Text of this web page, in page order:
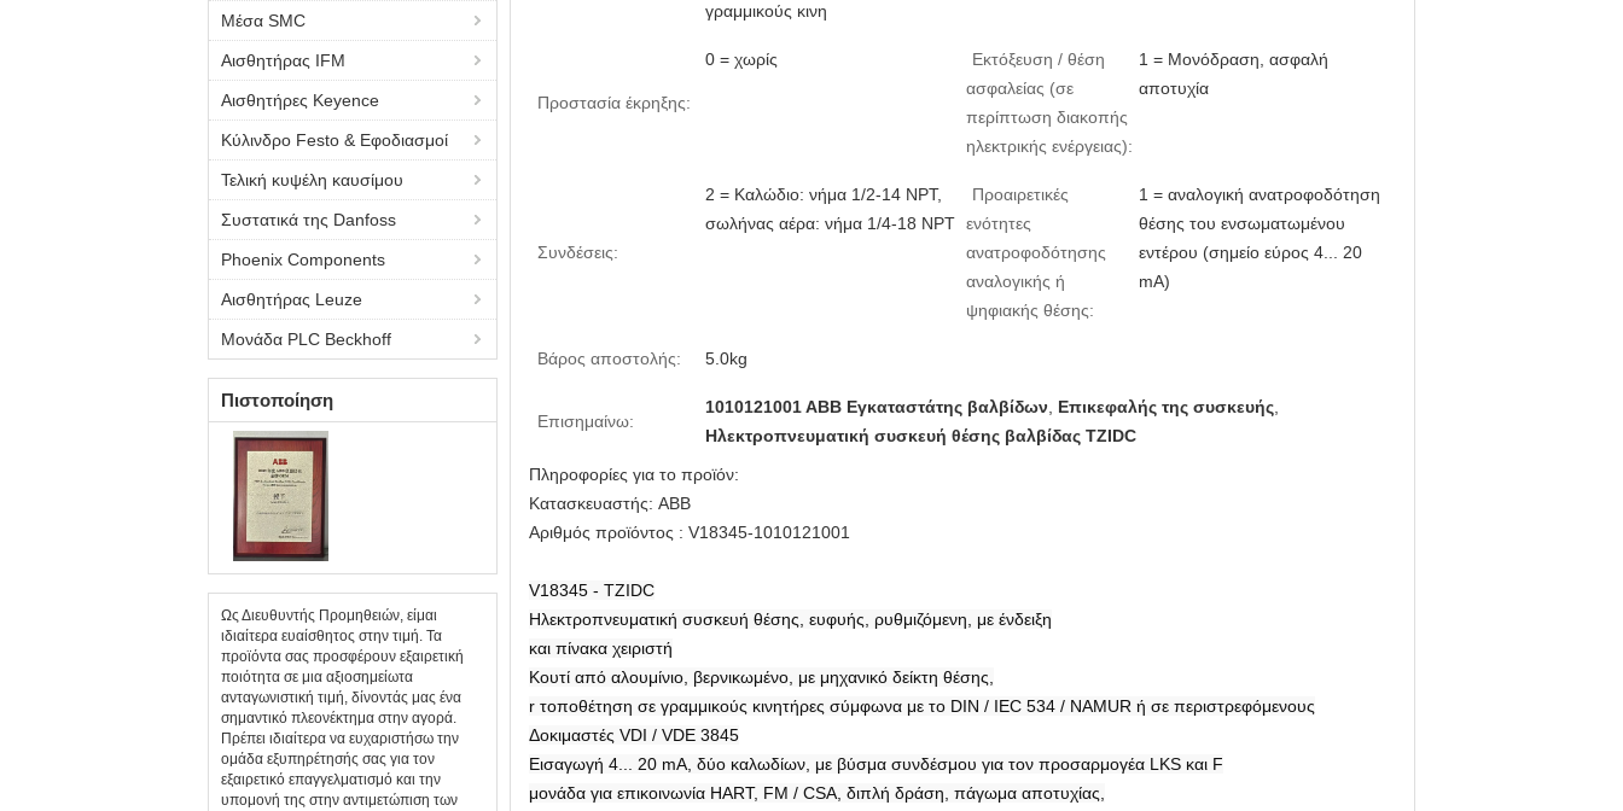
Μέσα SMC
Αισθητήρας IFM
Αισθητήρες Keyence
Κύλινδρο Festo & Εφοδιασμοί
Τελική κυψέλη καυσίμου
Συστατικά της Danfoss
Phoenix Components
Αισθητήρας Leuze
Μονάδα PLC Beckhoff
Πιστοποίηση
Ως Διευθυντής Προμηθειών, είμαι
ιδιαίτερα ευαίσθητος στην τιμή. Τα
προϊόντα σας προσφέρουν εξαιρετική
ποιότητα σε μια αξιοσημείωτα
ανταγωνιστική τιμή, δίνοντάς μας ένα
σημαντικό πλεονέκτημα στην αγορά.
Πρέπει ιδιαίτερα να ευχαριστήσω την
ομάδα εξυπηρέτησής σας για τον
εξαιρετικό επαγγελματισμό και την
υπομονή της στην αντιμετώπιση των
γραμμικούς κινη
Προστασία έκρηξης:
0 = χωρίς
Εκτόξευση / θέση
ασφαλείας (σε
περίπτωση διακοπής
ηλεκτρικής ενέργειας):
1 = Μονόδραση, ασφαλή
αποτυχία
Συνδέσεις:
2 = Καλώδιο: νήμα 1/2-14 NPT,
σωλήνας αέρα: νήμα 1/4-18 NPT
Προαιρετικές
ενότητες
ανατροφοδότησης
αναλογικής ή
ψηφιακής θέσης:
1 = αναλογική ανατροφοδότηση
θέσης του ενσωματωμένου
εντέρου (σημείο εύρος 4... 20
mA)
Βάρος αποστολής: 5.0kg
Επισημαίνω:
1010121001 ΑΒΒ Εγκαταστάτης βαλβίδων Επικεφαλής της συσκευής
Ηλεκτροπνευματική συσκευή θέσης βαλβίδας TZIDC
Πληροφορίες για το προϊόν:
Κατασκευαστής: ABB
Αριθμός προϊόντος : V18345-1010121001
V18345 - TZIDC
Ηλεκτροπνευματική συσκευή θέσης, ευφυής, ρυθμιζόμενη, με ένδειξη
και πίνακα χειριστή
Κουτί από αλουμίνιο, βερνικωμένο, με μηχανικό δείκτη θέσης,
r τοποθέτηση σε γραμμικούς κινητήρες σύμφωνα με το DIN / IEC 534 / NAMUR ή σε περιστρεφόμενους
Δοκιμαστές VDI / VDE 3845
Εισαγωγή 4... 20 mA, δύο καλωδίων, με βύσμα συνδέσμου για τον προσαρμογέα LKS και F
μονάδα για επικοινωνία HART, FM / CSA, διπλή δράση, πάγωμα αποτυχίας,